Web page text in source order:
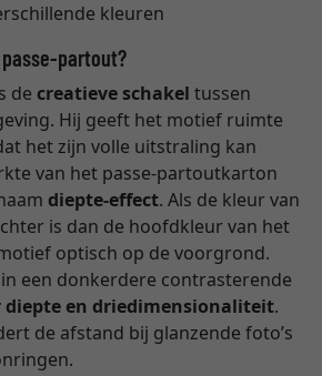
kleuren
partout?
de creatieve schakel tussen
Hij geeft het motief ruimte
het zijn volle uitstraling kan
van het passe-partoutkarton
diepte-effect. Als de kleur van
is dan de hoofdkleur van het
optisch op de voorgrond.
een donkerdere contrasterende
diepte en driedimensionaliteit.
de afstand bij glanzende foto’s